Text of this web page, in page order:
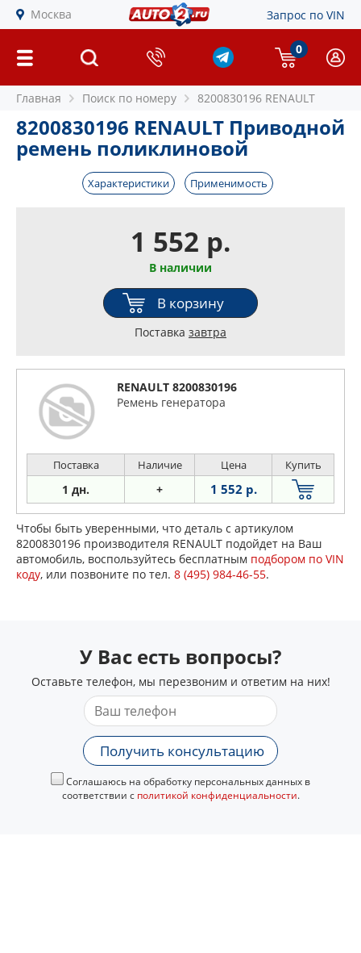
Москва Запрос по VIN
0
Главная Поиск по номеру 8200830196 RENAULT
8200830196 RENAULT Приводной
ремень поликлиновой
Характеристики Применимость
1 552 р.
В наличии
В корзину
Поставка завтра
RENAULT 8200830196
Ремень генератора
Поставка Наличие Цена Купить
1 дн. + 1 552 р.
Чтобы быть уверенными, что деталь с артикулом
8200830196 производителя RENAULT подойдет на Ваш
автомобиль, воспользуйтесь бесплатным подбором по VIN
коду, или позвоните по тел. 8 (495) 984-46-55.
У Вас есть вопросы?
Оставьте телефон, мы перезвоним и ответим на них!
Получить консультацию
Соглашаюсь на обработку персональных данных в
соответствии с политикой конфиденциальности.